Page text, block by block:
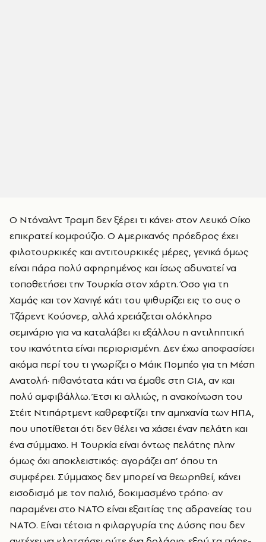
Ο Ντόναλντ Τραμπ δεν ξέρει τι κάνει· στον Λευκό Οίκο
επικρατεί κομφούζιο. Ο Αμερικανός πρόεδρος έχει
φιλοτουρκικές και αντιτουρκικές μέρες, γενικά όμως
είναι πάρα πολύ αφηρημένος και ίσως αδυνατεί να
τοποθετήσει την Τουρκία στον χάρτη. Όσο για τη
Χαμάς και τον Χανιγέ κάτι του ψιθυρίζει εις το ους ο
Τζάρεντ Κούσνερ, αλλά χρειάζεται ολόκληρο
σεμινάριο για να καταλάβει κι εξάλλου η αντιληπτική
του ικανότητα είναι περιορισμένη. Δεν έχω αποφασίσει
ακόμα περί του τι γνωρίζει ο Μάικ Πομπέο για τη Μέση
Ανατολή· πιθανότατα κάτι να έμαθε στη CIA, αν και
πολύ αμφιβάλλω. Έτσι κι αλλιώς, η ανακοίνωση του
Στέιτ Ντιπάρτμεντ καθρεφτίζει την αμηχανία των ΗΠΑ,
που υποτίθεται ότι δεν θέλει να χάσει έναν πελάτη και
ένα σύμμαχο. Η Τουρκία είναι όντως πελάτης πλην
όμως όχι αποκλειστικός: αγοράζει απ’ όπου τη
συμφέρει. Σύμμαχος δεν μπορεί να θεωρηθεί, κάνει
εισοδισμό με τον παλιό, δοκιμασμένο τρόπο· αν
παραμένει στο ΝΑΤΟ είναι εξαιτίας της αδρανείας του
ΝΑΤΟ. Είναι τέτοια η φιλαργυρία της Δύσης που δεν